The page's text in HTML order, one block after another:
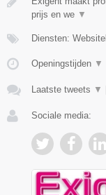
prijs en we ▼
Diensten:
Openingstijden ▼
Laatste tweets ▼
Sociale media: